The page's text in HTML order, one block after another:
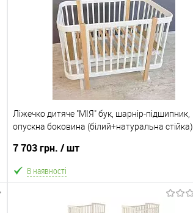
Ліжечко дитяче "МІЯ" бук, шарнір-підшипник,
опускна боковина (білий+натуральна стійка)
7 703 грн. / шт
В наявності